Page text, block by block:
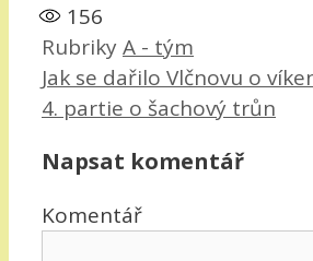
156
RubrikyA - tým
Jak se dařilo Vlčnovu o
4. partie o šachový trůn
Napsat komentář
Komentář